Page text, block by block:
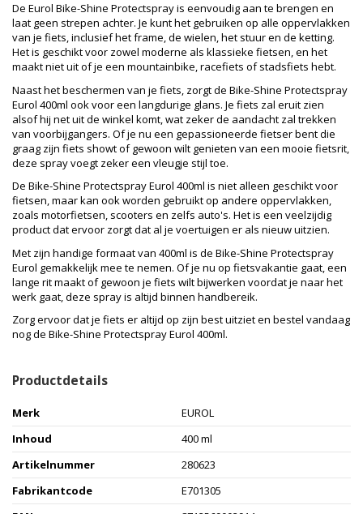
De Eurol Bike-Shine Protectspray is eenvoudig aan te brengen en
laat geen strepen achter. Je kunt het gebruiken op alle oppervlakken
van je fiets, inclusief het frame, de wielen, het stuur en de ketting.
Het is geschikt voor zowel moderne als klassieke fietsen, en het
maakt niet uit of je een mountainbike, racefiets of stadsfiets hebt.
Naast het beschermen van je fiets, zorgt de Bike-Shine Protectspray
Eurol 400ml ook voor een langdurige glans. Je fiets zal eruit zien
alsof hij net uit de winkel komt, wat zeker de aandacht zal trekken
van voorbijgangers. Of je nu een gepassioneerde fietser bent die
graag zijn fiets showt of gewoon wilt genieten van een mooie fietsrit,
deze spray voegt zeker een vleugje stijl toe.
De Bike-Shine Protectspray Eurol 400ml is niet alleen geschikt voor
fietsen, maar kan ook worden gebruikt op andere oppervlakken,
zoals motorfietsen, scooters en zelfs auto's. Het is een veelzijdig
product dat ervoor zorgt dat al je voertuigen er als nieuw uitzien.
Met zijn handige formaat van 400ml is de Bike-Shine Protectspray
Eurol gemakkelijk mee te nemen. Of je nu op fietsvakantie gaat, een
lange rit maakt of gewoon je fiets wilt bijwerken voordat je naar het
werk gaat, deze spray is altijd binnen handbereik.
Zorg ervoor dat je fiets er altijd op zijn best uitziet en bestel vandaag
nog de Bike-Shine Protectspray Eurol 400ml.
Productdetails
Merk
EUROL
Inhoud
400 ml
Artikelnummer
280623
Fabrikantcode
E701305